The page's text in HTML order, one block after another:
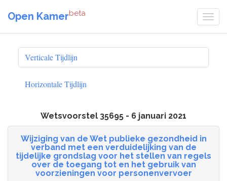
Open Kamerbeta
Verticale Tijdlijn
Horizontale Tijdlijn
Wetsvoorstel 35695 - 6 januari 2021
Wijziging van de Wet publieke gezondheid in
verband met een verduidelijking van de
tijdelijke grondslag voor het stellen van regels
over de toegang tot en het gebruik van
voorzieningen voor personenvervoer